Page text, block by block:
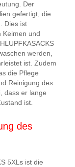
Der
gefertigt, die
Dies ist
Keimen und
werden,
ist. Zudem
die Pflege
Reinigung des
dass er lange
ist.
des
5XLs ist die